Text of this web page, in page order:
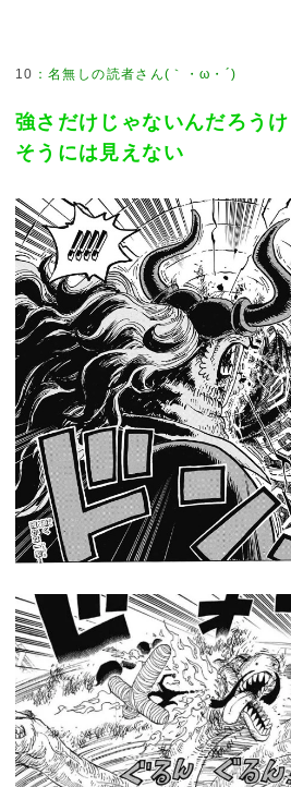
10 ：名無しの読者さん(｀・ω・´)
強さだけじゃないんだろう
そうには見えない